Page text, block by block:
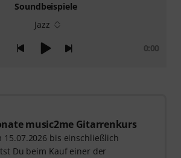
Soundbeispiele
Jazz
0:00
music2me Gitarrenkurs
15.07.2026 bis einschließlich
Du beim Kauf einer der